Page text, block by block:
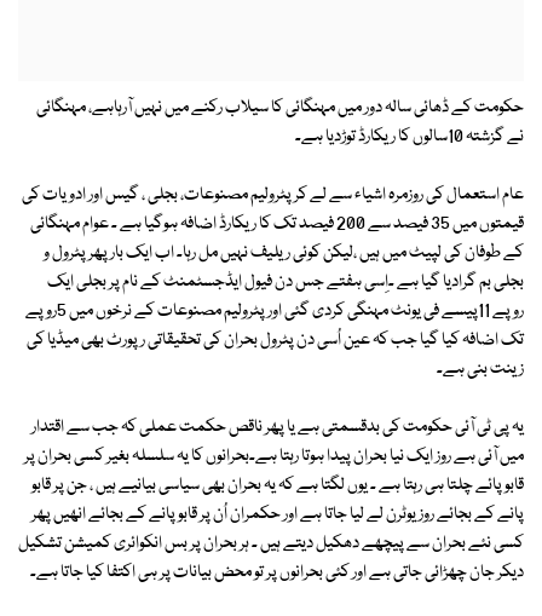
حکومت کے ڈھائی سالہ دور میں مہنگائی کا سیلاب رکنے میں نہیں آرہاہے، مہنگائی
نے گزشتہ 10سالوں کا ریکارڈ توڑدیا ہے۔
عام استعمال کی روزمرہ اشیاء سے لے کر پٹرولیم مصنوعات، بجلی ، گیس اور ادویات کی
قیمتوں میں 35 فیصد سے 200 فیصد تک کا ریکارڈ اضافہ ہوگیا ہے ۔ عوام مہنگائی
کے طوفان کی لپیٹ میں ہیں ،لیکن کوئی ریلیف نہیں مل رہا۔ اب ایک بار پھر پٹرول و
بجلی بم گرادیا گیا ہے ۔اِسی ہفتے جس دن فیول ایڈجسٹمنٹ کے نام پر بجلی ایک
روپے 11پیسے فی یونٹ مہنگی کردی گئی اور پٹرولیم مصنوعات کے نرخوں میں 5روپے
تک اضافہ کیا گیا جب کہ عین اُسی دن پٹرول بحران کی تحقیقاتی رپورٹ بھی میڈیا کی
زینت بنی ہے۔
یہ پی ٹی آئی حکومت کی بدقسمتی ہے یا پھر ناقص حکمت عملی کہ جب سے اقتدار
میں آئی ہے روز ایک نیا بحران پیدا ہوتا رہتا ہے۔بحرانوں کا یہ سلسلہ بغیر کسی بحران پر
قابو پائے چلتا ہی رہتا ہے ۔ یوں لگتا ہے کہ یہ بحران بھی سیاسی بیانیے ہیں ، جن پر قابو
پانے کے بجائے روز یوٹرن لے لیا جاتا ہے اور حکمران اُن پر قابو پانے کے بجائے انھیں پھر
کسی نئے بحران سے پیچھے دھکیل دیتے ہیں ۔ ہر بحران پر بس انکوائری کمیشن تشکیل
دیکر جان چھڑائی جاتی ہے اور کئی بحرانوں پر تو محض بیانات پر ہی اکتفا کیا جاتا ہے۔